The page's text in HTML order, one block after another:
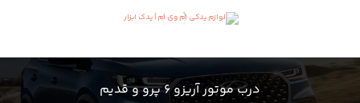
درب موتور آریزو ۶ پرو و قدیم